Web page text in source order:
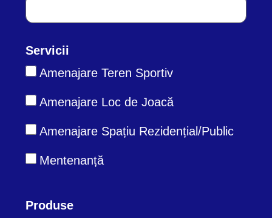
Servicii
Amenajare Teren Sportiv
Amenajare Loc de Joacă
Amenajare Spațiu Rezidențial/Public
Mentenanță
Produse